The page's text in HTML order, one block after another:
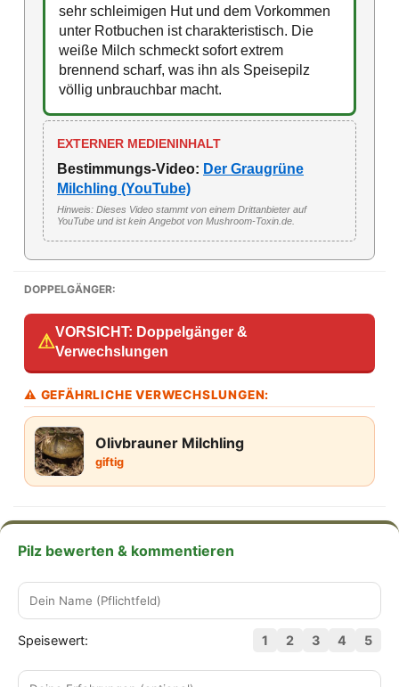
sehr schleimigen Hut und dem Vorkommen
unter Rotbuchen ist charakteristisch. Die
weiße Milch schmeckt sofort extrem
brennend scharf, was ihn als Speisepilz
völlig unbrauchbar macht.
EXTERNER MEDIENINHALT
Bestimmungs-Video: Der Graugrüne
Milchling (YouTube)
Hinweis: Dieses Video stammt von einem Drittanbieter auf
YouTube und ist kein Angebot von Mushroom-Toxin.de.
DOPPELGÄNGER:
⚠VORSICHT: Doppelgänger &
Verwechslungen
⚠ GEFÄHRLICHE VERWECHSLUNGEN:
Olivbrauner Milchling
giftig
Pilz bewerten & kommentieren
Speisewert: 1 2 3 4 5